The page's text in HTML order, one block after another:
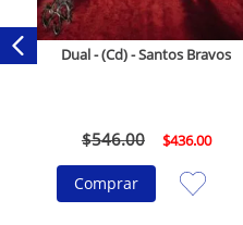
Dual - (Cd) - Santos Bravos
$546.00 $436.00
Comprar